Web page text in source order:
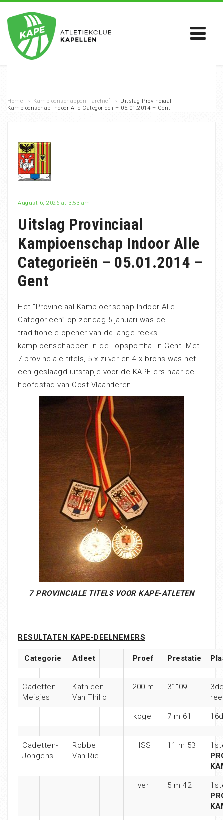
Home › Kampioenschappen - archief › Uitslag Provinciaal
Kampioenschap Indoor Alle Categorieën – 05.01.2014 – Gent
August 6, 2026 at 3:53 am
Uitslag Provinciaal
Kampioenschap Indoor Alle
Categorieën – 05.01.2014 –
Gent
Het “Provinciaal Kampioenschap Indoor Alle
Categorieën” op zondag 5 januari was de
traditionele opener van de lange reeks
kampioenschappen in de Topsporthal in Gent. Met
7 provinciale titels, 5 x zilver en 4 x brons was het
een geslaagd uitstapje voor de KAPE-ërs naar de
hoofdstad van Oost-Vlaanderen.
7 PROVINCIALE TITELS VOOR KAPE-ATLETEN
RESULTATEN KAPE-DEELNEMERS
Categorie Atleet Proef Prestatie
Cadetten-
Meisjes
Kathleen
Van Thillo
200 m 31″09
kogel 7 m 61
Cadetten-
Jongens
Robbe
Van Riel
HSS 11 m 53
ver 5 m 42